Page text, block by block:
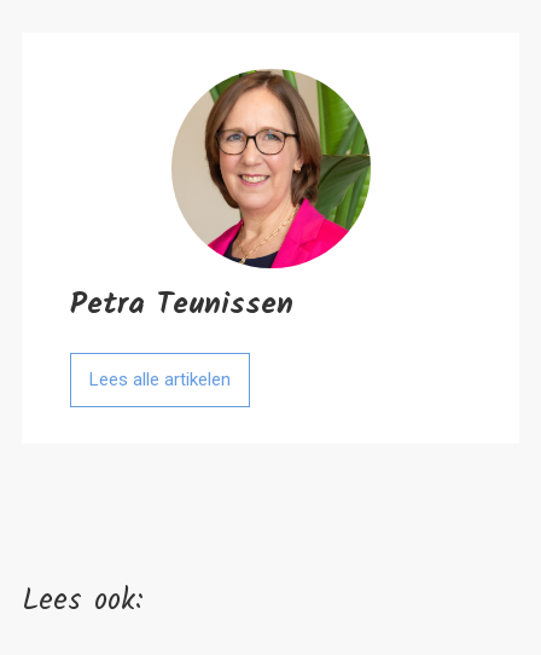
Petra Teunissen
Lees alle artikelen
Lees ook: